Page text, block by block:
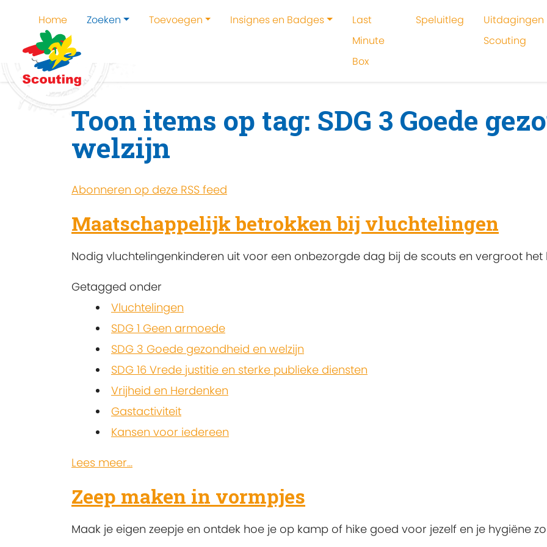
Home Zoeken Toevoegen Insignes en Badges
Last
Minute
Box
Speluitleg
Uitdagingen
Scouting
Home SDG 3 Goede gezondheid en welzijn
Toon items op tag: SDG 3 Goede
welzijn
Abonneren op deze RSS feed
Maatschappelijk betrokken bij vluchtelingen
Nodig vluchtelingenkinderen uit voor een onbezorgde dag bij de scouts en vergroot
Getagged onder
Vluchtelingen
SDG 1 Geen armoede
SDG 3 Goede gezondheid en welzijn
SDG 16 Vrede justitie en sterke publieke diensten
Vrijheid en Herdenken
Gastactiviteit
Kansen voor iedereen
Lees meer...
Zeep maken in vormpjes
Maak je eigen zeepje en ontdek hoe je op kamp of hike goed voor jezelf en je hygiëne